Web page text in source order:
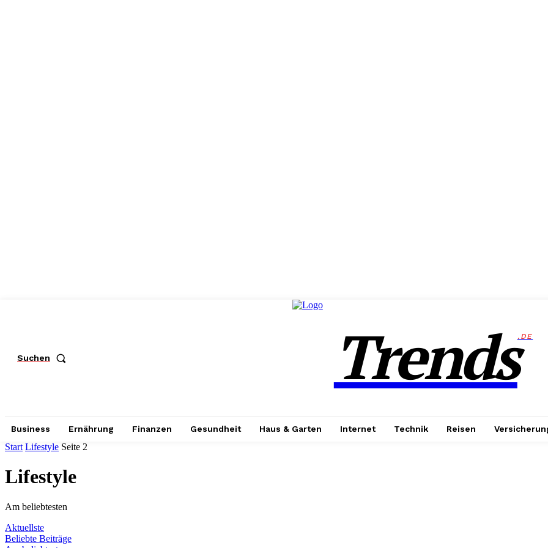
Suchen Trends.DE
Business Ernährung Finanzen Gesundheit Haus & Garten Internet Technik Reisen
Start Lifestyle Seite 2
Lifestyle
Am beliebtesten
Aktuellste
Beliebte Beiträge